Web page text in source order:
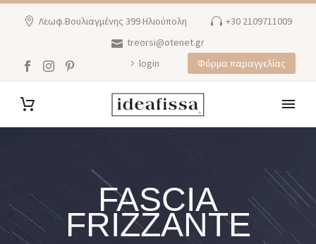
Λεωφ.Βουλιαγμένης 399 Ηλιούπολη
+30 2109711009
treorsi@otenet.gr
login
Φόρμα παραγγελίας
FASCIA
FRIZZANTE